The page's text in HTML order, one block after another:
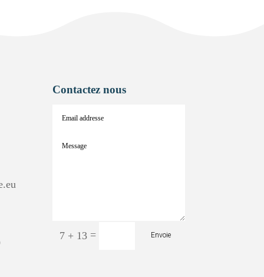
Contactez nous
7 + 13 = Envoie